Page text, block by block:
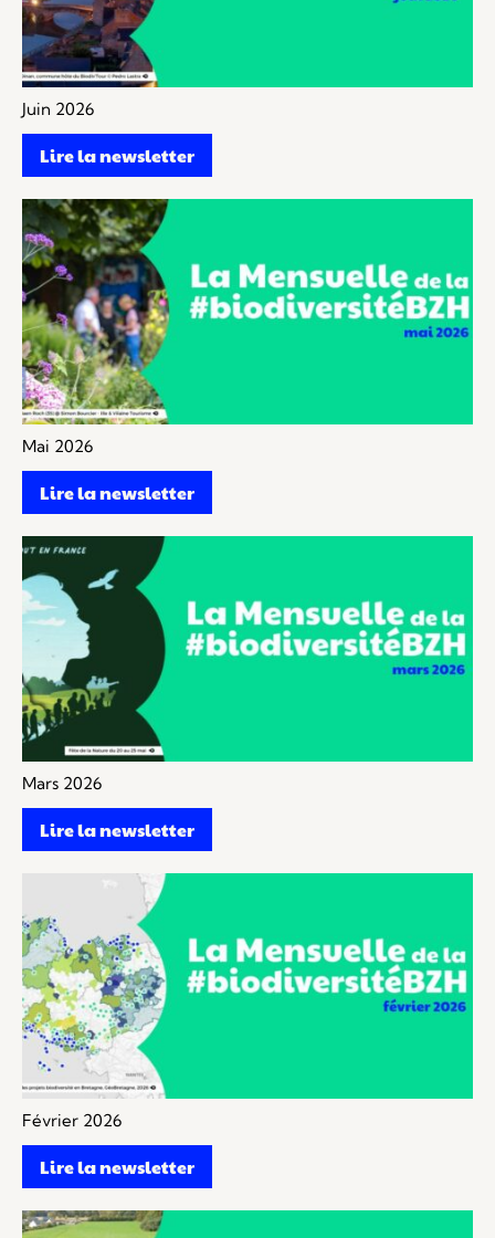
Juin 2026
Lire la newsletter
Mai 2026
Lire la newsletter
Mars 2026
Lire la newsletter
Février 2026
Lire la newsletter